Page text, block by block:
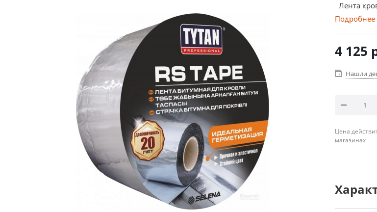
Лента
Подробнее
4 125
Нашли
Цена
магазинах